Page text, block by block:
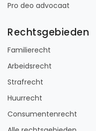
Pro deo advocaat
Rechtsgebieden
Familierecht
Arbeidsrecht
Strafrecht
Huurrecht
Consumentenrecht